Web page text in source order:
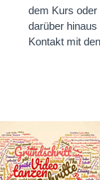
dem Kurs oder
darüber
Kontakt mit
tanzen, dass
und es sich